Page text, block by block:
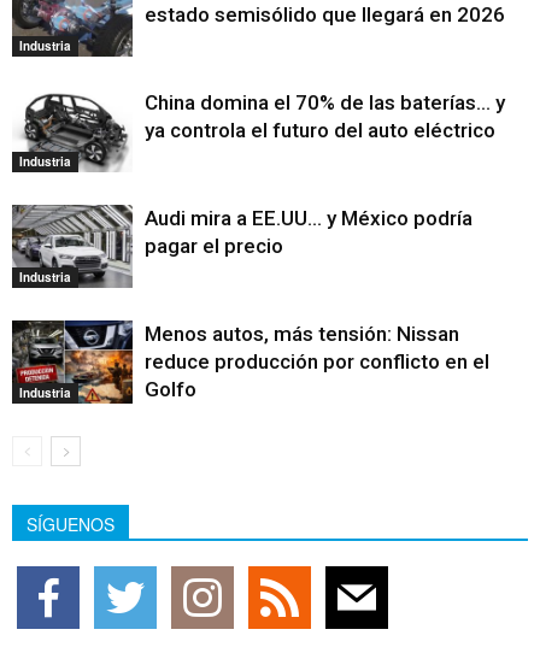
Industria
estado semisólido que llegará en 2026
Industria
China domina el 70% de las baterías… y
ya controla el futuro del auto eléctrico
Industria
Audi mira a EE.UU… y México podría
pagar el precio
Industria
Menos autos, más tensión: Nissan
reduce producción por conflicto en el
Golfo
SÍGUENOS